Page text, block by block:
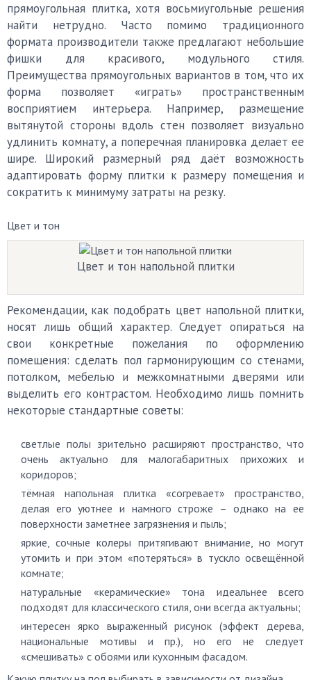
прямоугольная плитка, хотя восьмиугольные решения
найти нетрудно. Часто помимо традиционного
формата производители также предлагают небольшие
фишки для красивого, модульного стиля.
Преимущества прямоугольных вариантов в том, что их
форма позволяет «играть» пространственным
восприятием интерьера. Например, размещение
вытянутой стороны вдоль стен позволяет визуально
удлинить комнату, а поперечная планировка делает ее
шире. Широкий размерный ряд даёт возможность
адаптировать форму плитки к размеру помещения и
сократить к минимуму затраты на резку.
Цвет и тон
Цвет и тон напольной плитки
Рекомендации, как подобрать цвет напольной плитки,
носят лишь общий характер. Следует опираться на
свои конкретные пожелания по оформлению
помещения: сделать пол гармонирующим со стенами,
потолком, мебелью и межкомнатными дверями или
выделить его контрастом. Необходимо лишь помнить
некоторые стандартные советы:
светлые полы зрительно расширяют пространство, что
очень актуально для малогабаритных прихожих и
коридоров;
тёмная напольная плитка «согревает» пространство,
делая его уютнее и намного строже – однако на ее
поверхности заметнее загрязнения и пыль;
яркие, сочные колеры притягивают внимание, но могут
утомить и при этом «потеряться» в тускло освещённой
комнате;
натуральные «керамические» тона идеальнее всего
подходят для классического стиля, они всегда актуальны;
интересен ярко выраженный рисунок (эффект дерева,
национальные мотивы и пр.), но его не следует
«смешивать» с обоями или кухонным фасадом.